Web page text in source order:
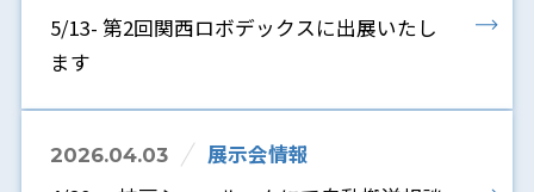
5/13- 第2回関西ロボデックスに出展いたし
ます
2026.04.03
展示会情報